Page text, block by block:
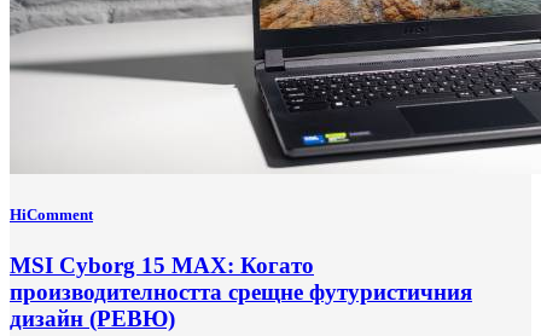
HiComment
MSI Cyborg 15 MAX: Когато
производителността срещне футуристичния
дизайн (РЕВЮ)